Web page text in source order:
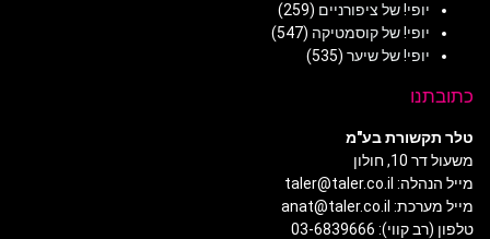
יופי! של ציפורניים (259)
יופי! של קוסמטיקה (547)
יופי! של שיער (535)
כתובתנו
טלר תקשורת בע"מ
משעול דר 10, חולון
מייל הנהלה: taler@taler.co.il
מייל מערכת: anat@taler.co.il
טלפון (רב קווי): 03-6839666